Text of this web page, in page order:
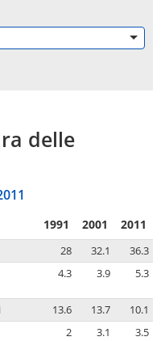
delle
1991 2001 2011
28 32.1
36.3
4.3 3.9 5.3
13.6 13.7
10.1
2 3.1 3.5